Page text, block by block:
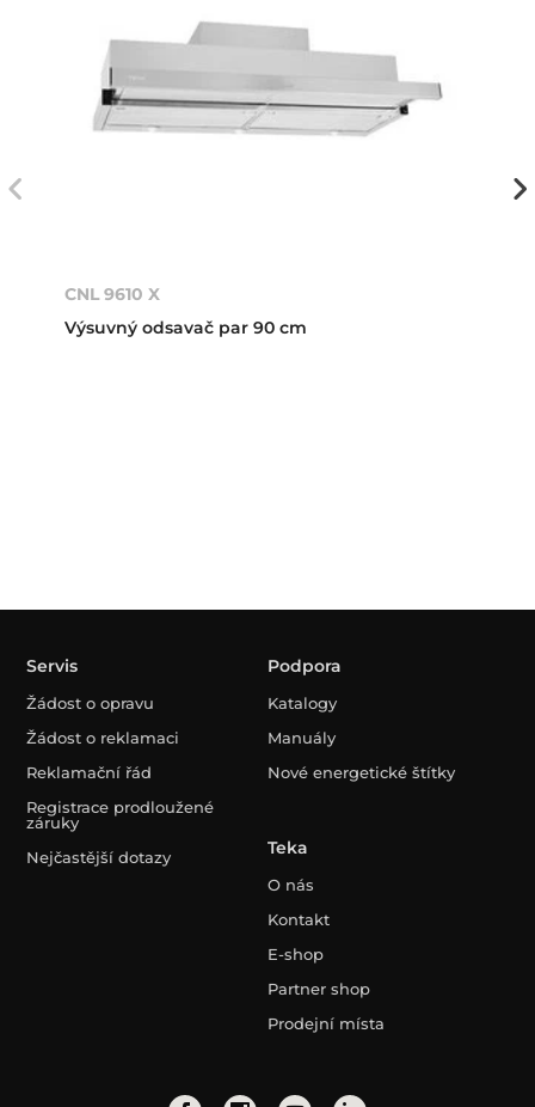
CNL 9610 X
Výsuvný odsavač par 90 cm
Servis
Žádost o opravu
Žádost o reklamaci
Reklamační řád
Registrace prodloužené
záruky
Nejčastější dotazy
Podpora
Katalogy
Manuály
Nové energetické štítky
Teka
O nás
Kontakt
E-shop
Partner shop
Prodejní místa